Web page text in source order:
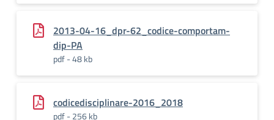
2013-04-16_dpr-62_codice-comportam-
dip-PA
pdf - 48 kb
codicedisciplinare-2016_2018
pdf - 256 kb